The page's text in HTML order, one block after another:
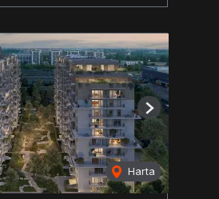
Harta
Next